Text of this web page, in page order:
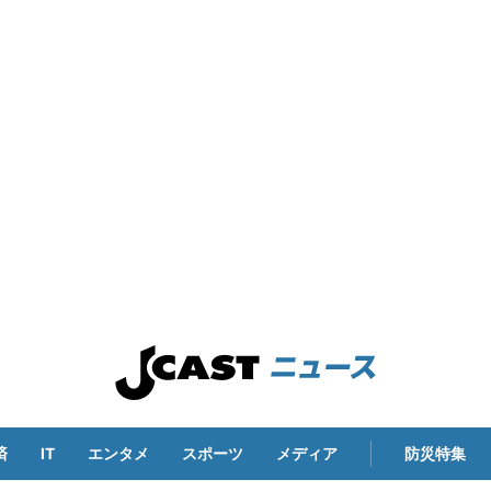
IT エンタメ スポーツ メディア 防災特集